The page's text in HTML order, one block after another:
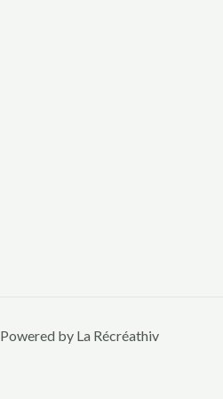
Powered by La Récréathiv